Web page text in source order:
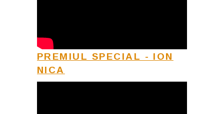
PREMIUL SPECIAL - ION
NICA